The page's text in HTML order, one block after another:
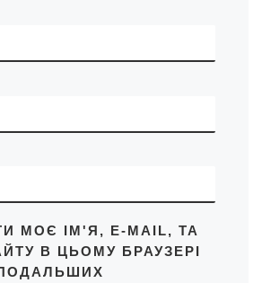
МОЄ ІМ'Я, E-MAIL, ТА
В ЦЬОМУ БРАУЗЕРІ